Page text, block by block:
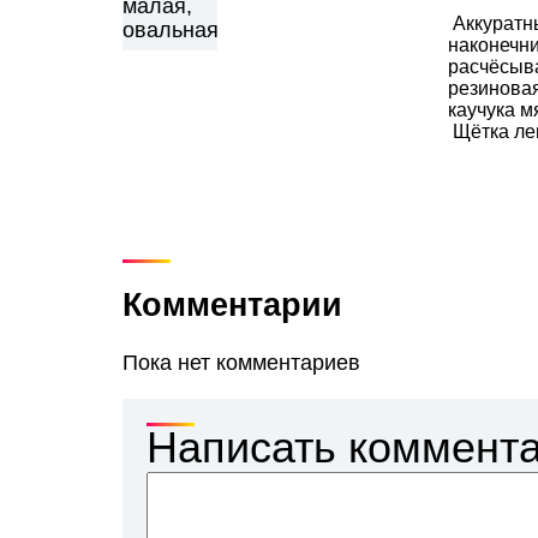
каучука
Щётка
Комментарии
Пока нет комментариев
Написать